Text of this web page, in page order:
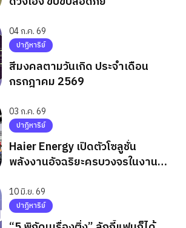
04 ก.ค. 69
ปาฏิหาริย์
สีมงคลตามวันเกิด ประจำเดือน
กรกฎาคม 2569
03 ก.ค. 69
ปาฏิหาริย์
Haier Energy เปิดตัวโซลูชั่น
พลังงานอัจฉริยะครบวงจรในงาน
10 มิ.ย. 69
ปาฏิหาริย์